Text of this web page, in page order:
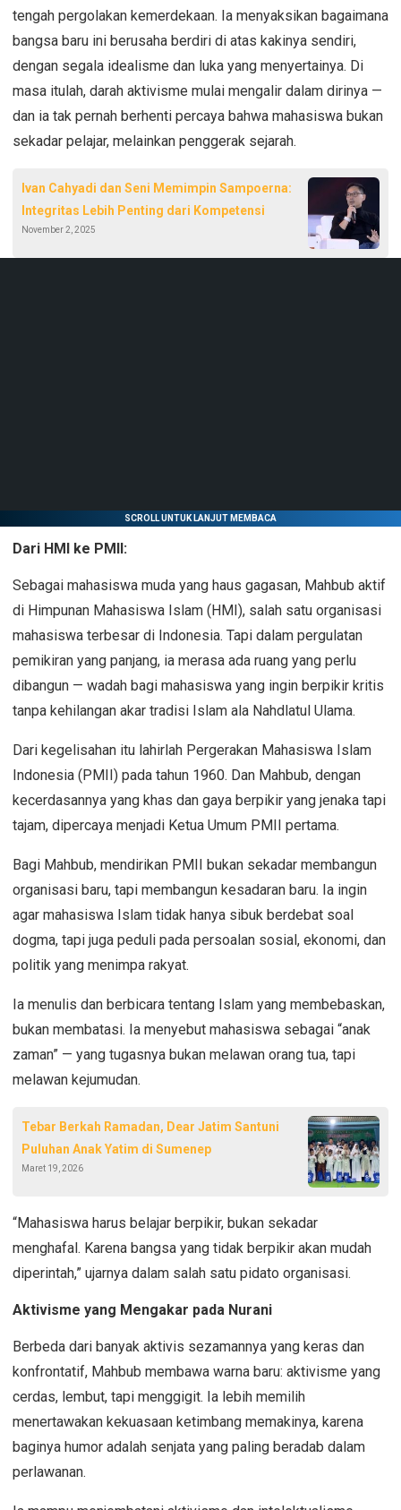
tengah pergolakan kemerdekaan. Ia menyaksikan bagaimana
bangsa baru ini berusaha berdiri di atas kakinya sendiri,
dengan segala idealisme dan luka yang menyertainya. Di
masa itulah, darah aktivisme mulai mengalir dalam dirinya —
dan ia tak pernah berhenti percaya bahwa mahasiswa bukan
sekadar pelajar, melainkan penggerak sejarah.
Ivan Cahyadi dan Seni Memimpin Sampoerna:
Integritas Lebih Penting dari Kompetensi
November 2, 2025
SCROLL UNTUK LANJUT MEMBACA
Dari HMI ke PMII:
Sebagai mahasiswa muda yang haus gagasan, Mahbub aktif
di Himpunan Mahasiswa Islam (HMI), salah satu organisasi
mahasiswa terbesar di Indonesia. Tapi dalam pergulatan
pemikiran yang panjang, ia merasa ada ruang yang perlu
dibangun — wadah bagi mahasiswa yang ingin berpikir kritis
tanpa kehilangan akar tradisi Islam ala Nahdlatul Ulama.
Dari kegelisahan itu lahirlah Pergerakan Mahasiswa Islam
Indonesia (PMII) pada tahun 1960. Dan Mahbub, dengan
kecerdasannya yang khas dan gaya berpikir yang jenaka tapi
tajam, dipercaya menjadi Ketua Umum PMII pertama.
Bagi Mahbub, mendirikan PMII bukan sekadar membangun
organisasi baru, tapi membangun kesadaran baru. Ia ingin
agar mahasiswa Islam tidak hanya sibuk berdebat soal
dogma, tapi juga peduli pada persoalan sosial, ekonomi, dan
politik yang menimpa rakyat.
Ia menulis dan berbicara tentang Islam yang membebaskan,
bukan membatasi. Ia menyebut mahasiswa sebagai “anak
zaman” — yang tugasnya bukan melawan orang tua, tapi
melawan kejumudan.
Tebar Berkah Ramadan, Dear Jatim Santuni
Puluhan Anak Yatim di Sumenep
Maret 19, 2026
“Mahasiswa harus belajar berpikir, bukan sekadar
menghafal. Karena bangsa yang tidak berpikir akan mudah
diperintah,” ujarnya dalam salah satu pidato organisasi.
Aktivisme yang Mengakar pada Nurani
Berbeda dari banyak aktivis sezamannya yang keras dan
konfrontatif, Mahbub membawa warna baru: aktivisme yang
cerdas, lembut, tapi menggigit. Ia lebih memilih
menertawakan kekuasaan ketimbang memakinya, karena
baginya humor adalah senjata yang paling beradab dalam
perlawanan.